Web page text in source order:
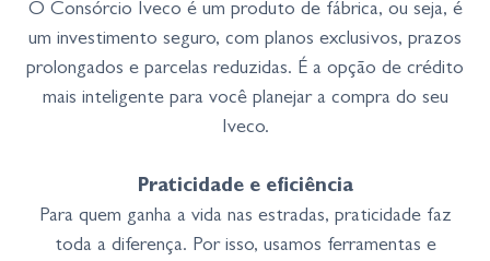
O Consórcio Iveco é um produto de fábrica, ou seja, é
um investimento seguro, com planos exclusivos, prazos
prolongados e parcelas reduzidas. É a opção de crédito
mais inteligente para você planejar a compra do seu
Iveco.
Praticidade e eficiência
Para quem ganha a vida nas estradas, praticidade faz
toda a diferença. Por isso, usamos ferramentas e